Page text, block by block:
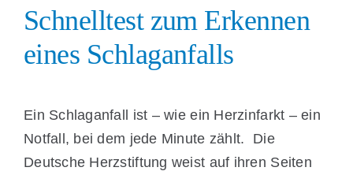
Schnelltest zum Erkennen
eines Schlaganfalls
Ein Schlaganfall ist – wie ein Herzinfarkt – ein
Notfall, bei dem jede Minute zählt. Die
Deutsche Herzstiftung weist auf ihren Seiten